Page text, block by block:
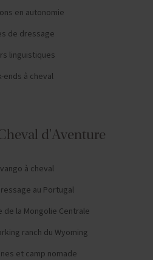
en autonomie
de dressage
linguistiques
ends à cheval
d'Aventure
à cheval
au Portugal
de la Mongolie Centrale
ranch du Wyoming
et camp nomade